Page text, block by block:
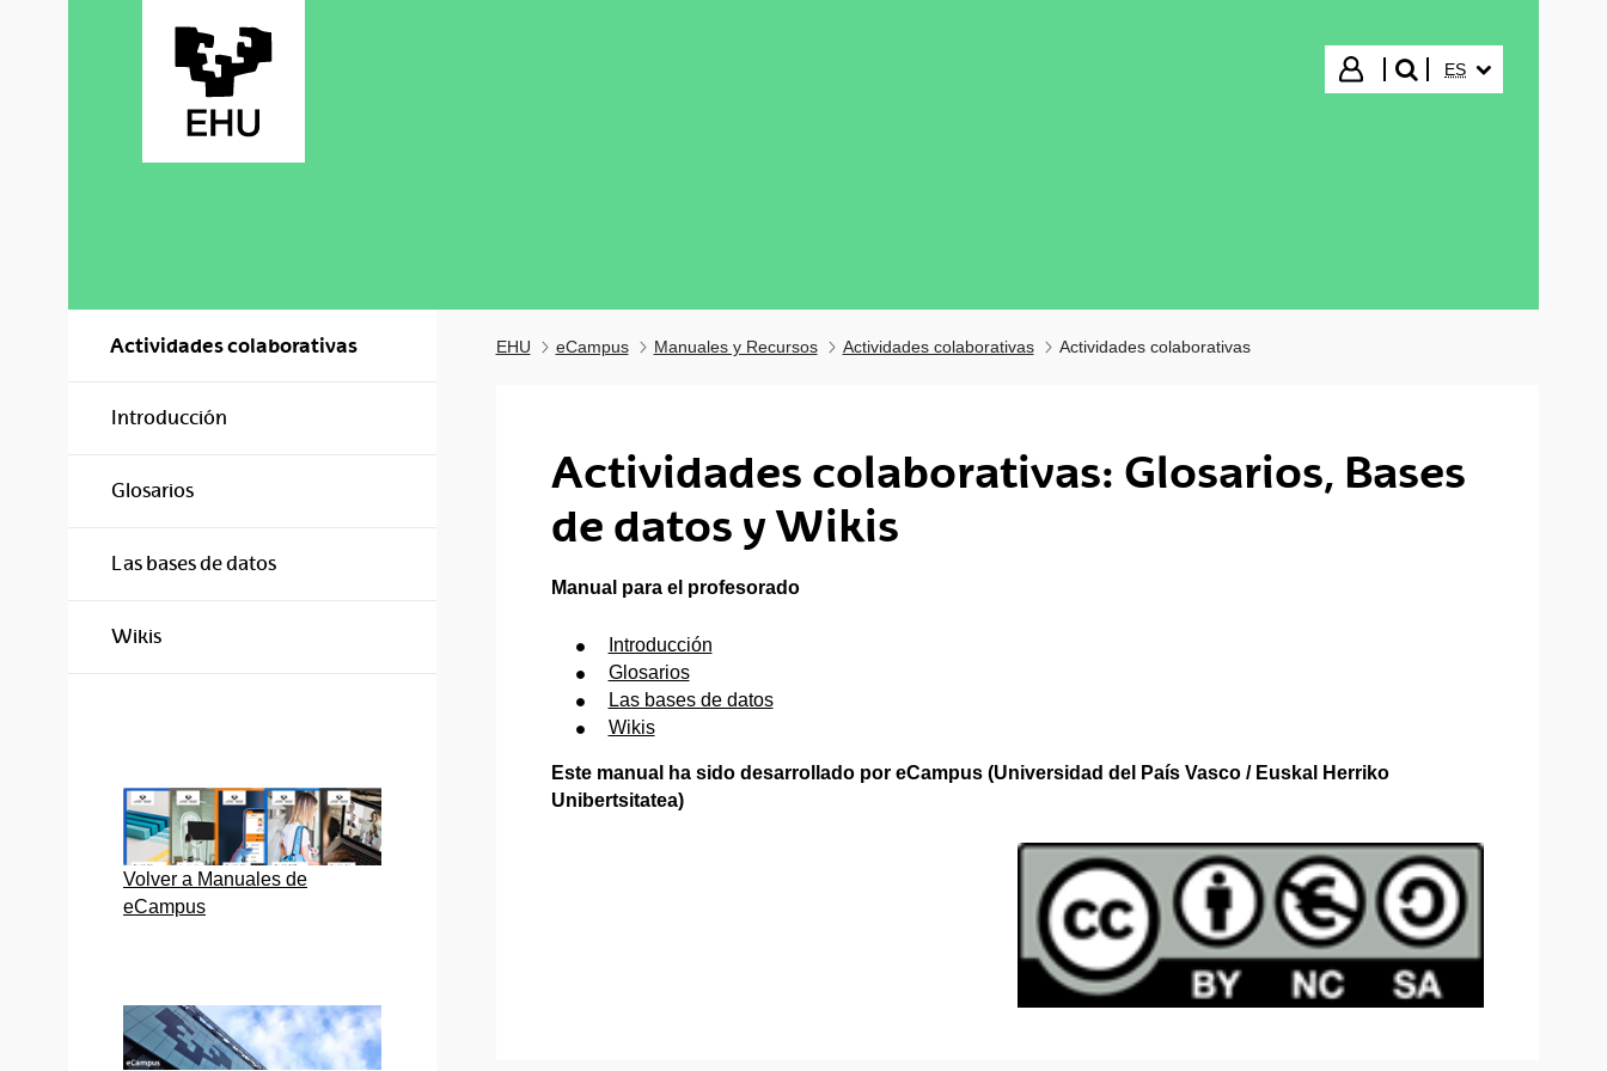
Iniciar sesión
buscar"
ES
Actividades colaborativas
Introducción
Glosarios
Las bases de datos
Wikis
Volver a Manuales de
eCampus
EHU eCampus Manuales y Recursos Actividades colaborativas Actividades colaborativas
Actividades colaborativas: Glosarios, Bases
de datos y Wikis
Manual para el profesorado
Introducción
Glosarios
Las bases de datos
Wikis
Este manual ha sido desarrollado por eCampus (Universidad del País Vasco / Euskal Herriko
Unibertsitatea)